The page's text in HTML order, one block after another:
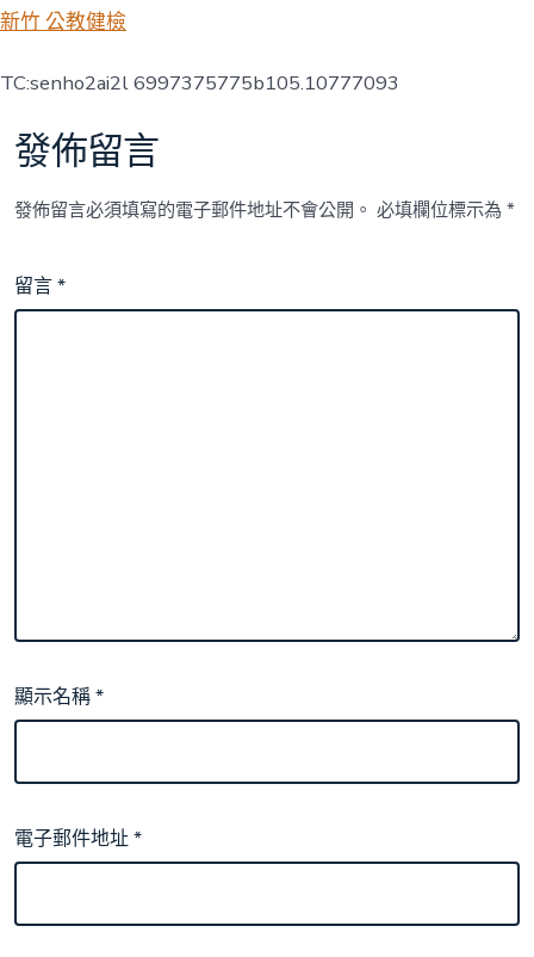
新竹 公教健檢
TC:senho2ai2l 6997375775b105.10777093
發佈留言
發佈留言必須填寫的電子郵件地址不會公開。 必填欄位標示為*
留言*
顯示名稱*
電子郵件地址*